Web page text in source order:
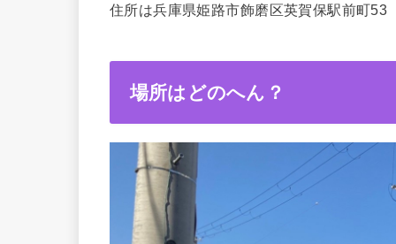
住所は兵庫県姫路市飾磨区英賀保駅前町53
場所はどのへん？